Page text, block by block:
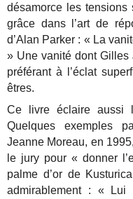
désamorce les tensions
grâce dans l’art de
d’Alan Parker : « La
» Une vanité dont Gilles
préférant à l’éclat
êtres.
Ce livre éclaire aussi
Quelques exemples
Jeanne Moreau, en
le jury pour « donner
palme d’or de
admirablement : « Lui